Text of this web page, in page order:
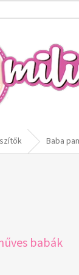
Baba
babák